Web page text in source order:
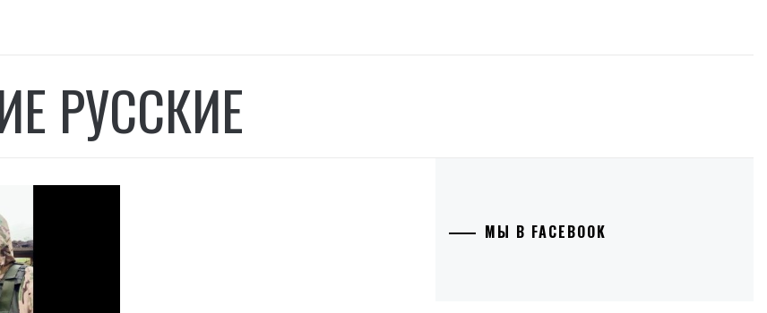
РУССКИЕ
МЫ В FACEBOOK